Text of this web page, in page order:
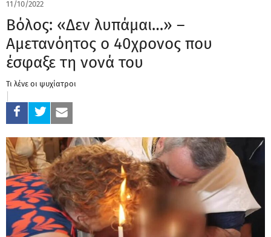
11/10/2022
Βόλος: «Δεν λυπάμαι…» –
Αμετανόητος ο 40χρονος που
έσφαξε τη νονά του
Τι λένε οι ψυχίατροι